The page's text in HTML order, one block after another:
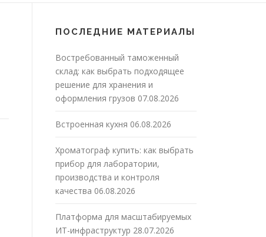
ПОСЛЕДНИЕ МАТЕРИАЛЫ
Востребованный таможенный
склад: как выбрать подходящее
решение для хранения и
оформления грузов 07.08.2026
Встроенная кухня 06.08.2026
Хроматограф купить: как выбрать
прибор для лаборатории,
производства и контроля
качества 06.08.2026
Платформа для масштабируемых
ИТ-инфраструктур 28.07.2026